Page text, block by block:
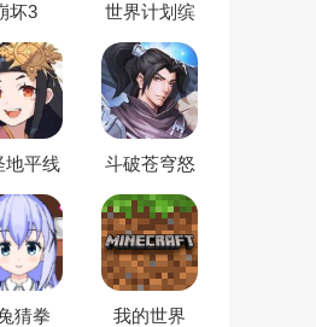
坏3
世界计划缤
地平线
斗破苍穹怒
猜拳 我的世界